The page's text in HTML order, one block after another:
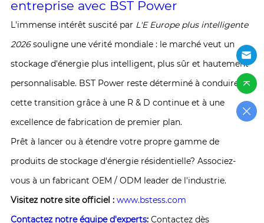
entreprise avec BST Power
L'immense intérêt suscité par L'E Europe plus intelligente
2026souligne une vérité mondiale : le marché veut un
stockage d'énergie plus intelligent, plus sûr et hautement
personnalisable. BST Power reste déterminé à conduire
cette transition grâce à une R & D continue et à une
excellence de fabrication de premier plan.
Prêt à lancer ou à étendre votre propre gamme de
produits de stockage d'énergie résidentielle? Associez-
vous à un fabricant OEM / ODM leader de l'industrie.
Visitez notre site officiel : www.bstess.com
Contactez notre équipe d'experts: Contactez dès